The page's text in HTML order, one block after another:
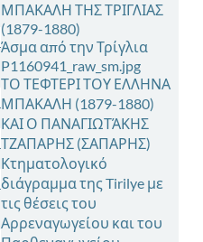
ΜΠΑΚΑΛΗ ΤΗΣ ΤΡΙΓΛΙΑΣ
(1879-1880)
Άσμα από την Τρίγλια
P1160941_raw_sm.jpg
ΤΟ ΤΕΦΤΕΡΙ ΤΟΥ ΕΛΛΗΝΑ
ΜΠΑΚΑΛΗ (1879-1880)
ΚΑΙ Ο ΠΑΝΑΓΙΩΤΆΚΗΣ
ΤΖΑΠΑΡΗΣ (ΣΑΠΑΡΗΣ)
Κτηματολογικό
διάγραμμα της Tirilye με
τις θέσεις του
Αρρεναγωγείου και του